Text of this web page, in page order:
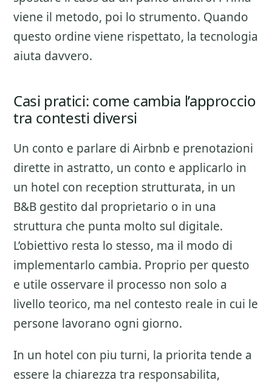
viene il metodo, poi lo strumento. Quando
questo ordine viene rispettato, la tecnologia
aiuta davvero.
Casi pratici: come cambia l’approccio
tra contesti diversi
Un conto e parlare di Airbnb e prenotazioni
dirette in astratto, un conto e applicarlo in
un hotel con reception strutturata, in un
B&B gestito dal proprietario o in una
struttura che punta molto sul digitale.
L’obiettivo resta lo stesso, ma il modo di
implementarlo cambia. Proprio per questo
e utile osservare il processo non solo a
livello teorico, ma nel contesto reale in cui le
persone lavorano ogni giorno.
In un hotel con piu turni, la priorita tende a
essere la chiarezza tra responsabilita,